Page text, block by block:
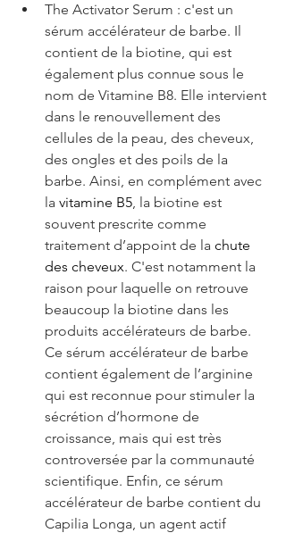
The Activator Serum : c'est un
sérum accélérateur de barbe. Il
contient de la biotine, qui est
également plus connue sous le
nom de Vitamine B8. Elle intervient
dans le renouvellement des
cellules de la peau, des cheveux,
des ongles et des poils de la
barbe. Ainsi, en complément avec
la vitamine B5, la biotine est
souvent prescrite comme
traitement d’appoint de la chute
des cheveux. C'est notamment la
raison pour laquelle on retrouve
beaucoup la biotine dans les
produits accélérateurs de barbe.
Ce sérum accélérateur de barbe
contient également de l’arginine
qui est reconnue pour stimuler la
sécrétion d’hormone de
croissance, mais qui est très
controversée par la communauté
scientifique. Enfin, ce sérum
accélérateur de barbe contient du
Capilia Longa, un agent actif